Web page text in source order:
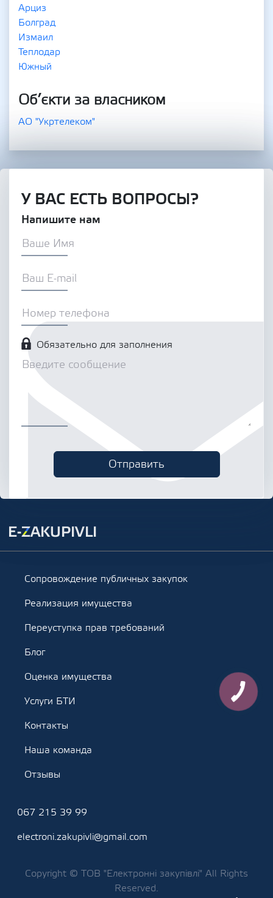
Арциз
Болград
Измаил
Теплодар
Южный
Об’єкти за власником
АО "Укртелеком"
У ВАС ЕСТЬ ВОПРОСЫ?
Напишите нам
Обязательно для заполнения
Сопровождение публичных закупок
Реализация имущества
Переуступка прав требований
Блог
Оценка имущества
Услуги БТИ
Контакты
Наша команда
Отзывы
067 215 39 99
electroni.zakupivli@gmail.com
Copyright © ТОВ "Електронні закупівлі" All Rights
Reserved.